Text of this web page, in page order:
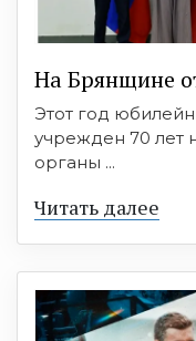
На Брянщине
Этот год
учрежден 70 лет
органы ...
Читать далее